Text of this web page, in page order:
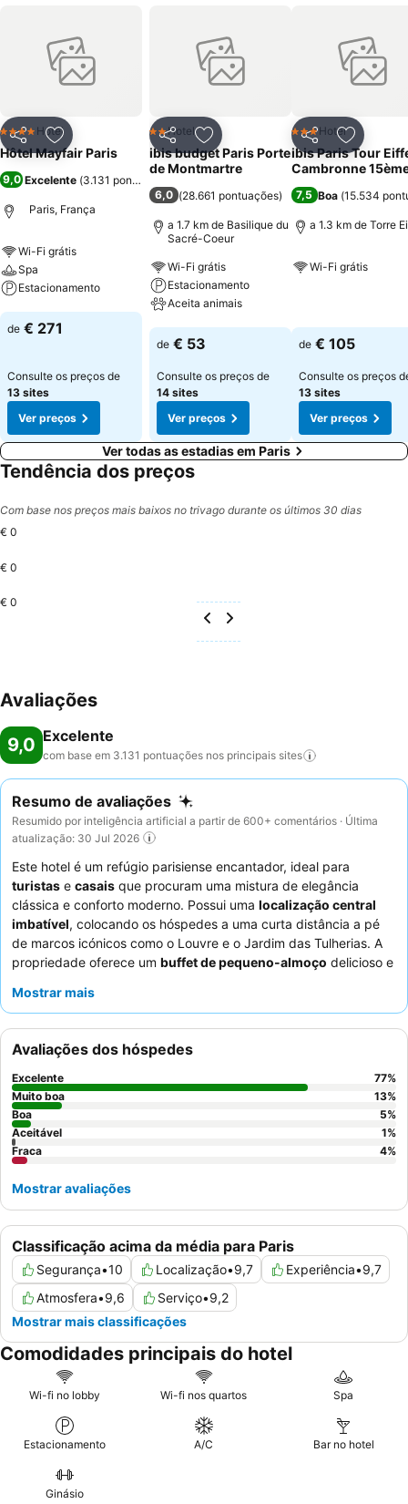
familiares, quartos insonorizados, elevador, cofre, sala de bagagem,
ar condicionado, serviços de quarto, centro financeiro, salão de
conferências para reuniões, condições para receber crianças e
oportunidade de alugar viatura, possibilidade de tomar o café da
manhã nos quartos, internet wi-fi em todo o hotel e estacionamento
privado pago. O hotel também dispõe de serviço de massagens.
PartilharAdicionar aos favoritos
4 EstrelasHotel
Hôtel Mayfair Paris
9,0 Excelente (3.131 pontuações
Paris, França
Wi-Fi grátis
Spa
Estacionamento
Ver preços
de € 271
Consulte os preços de
13 sites
Ver preços
PartilharAdicionar aos favoritos
2 Estrelas
Hotel
ibis budget Paris Porte
de Montmartre
6,0 (28.661 pontuações)
a 1.7 km de Basilique du
Sacré-Coeur
Wi-Fi grátis
Estacionamento
Aceita animais
Ver preços
de € 53
Consulte os preços de
14 sites
Ver preços
Partilhar
3 Estrelas
Hotel
ibis Paris Tour
Cambronne
7,5 Boa (15.534
a 1.3 km de Torre
Wi-Fi grátis
de € 105
Consulte os preços
13 sites
Ver preços
Ver todas as estadias em Paris
Tendência dos preços
Com base nos preços mais baixos no trivago durante os últimos 30 dias
€ 0
€ 0
€ 0
Avaliações
9,0 Excelente
com base em 3.131 pontuações nos principais sites
Resumo de avaliações
Resumido por inteligência artificial a partir de 600+ comentários · Última
atualização: 30 Jul 2026
Este hotel é um refúgio parisiense encantador, ideal para
turistas e casais que procuram uma mistura de elegância
clássica e conforto moderno. Possui uma localização central
imbatível, colocando os hóspedes a uma curta distância a pé
de marcos icónicos como o Louvre e o Jardim das Tulherias. A
propriedade oferece um buffet de pequeno-almoço delicioso e
Os hóspedes elogiam consistentemente a
acolhedor. Para uma experiência verdadeiramente memorável,
considere pedir um quarto com
Mostrar mais
Classificação acima da média para Paris
Segurança•10 Localização•9,7 Experiência•9,7
Atmosfera•9,6 Serviço•9,2
Mostrar mais classificações
Avaliações dos hóspedes
Excelente 77%
Muito boa
13%
Boa
5%
Aceitável
1%
Fraca
4%
Mostrar avaliações
Comodidades principais do hotel
Wi-fi no lobby Wi-fi nos quartos Spa
Estacionamento A/C Bar no hotel
Ginásio